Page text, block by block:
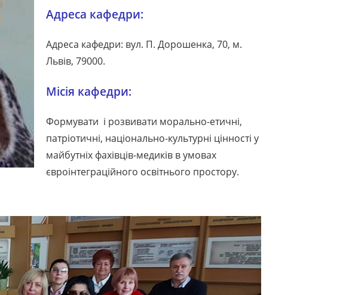
Адреса кафедри:
Адреса кафедри: вул. П. Дорошенка, 70, м.
Львів, 79000.
Місія кафедри:
Формувати і розвивати морально-етичні,
патріотичні, національно-культурні цінності у
майбутніх фахівців-медиків в умовах
євроінтеграційного освітнього простору.